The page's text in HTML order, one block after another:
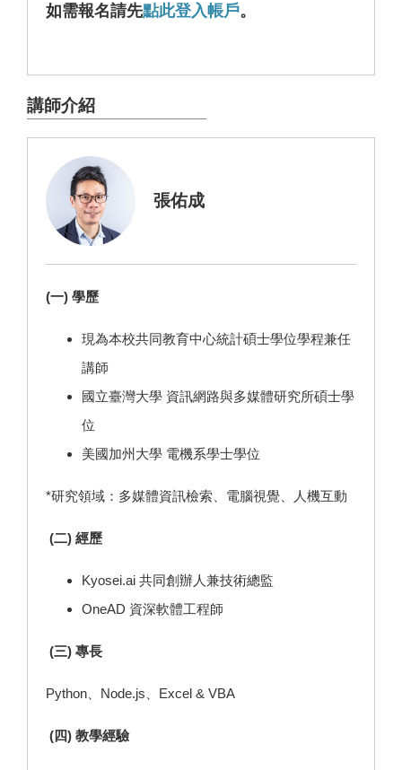
如需報名請先點此登入帳戶。
講師介紹
張佑成
(一) 學歷
現為本校共同教育中心統計碩士學位學程兼任
講師
國立臺灣大學 資訊網路與多媒體研究所碩士學
位
美國加州大學 電機系學士學位
*研究領域：多媒體資訊檢索、電腦視覺、人機互動
(二) 經歷
Kyosei.ai 共同創辦人兼技術總監
OneAD 資深軟體工程師
(三) 專長
Python、Node.js、Excel & VBA
(四) 教學經驗